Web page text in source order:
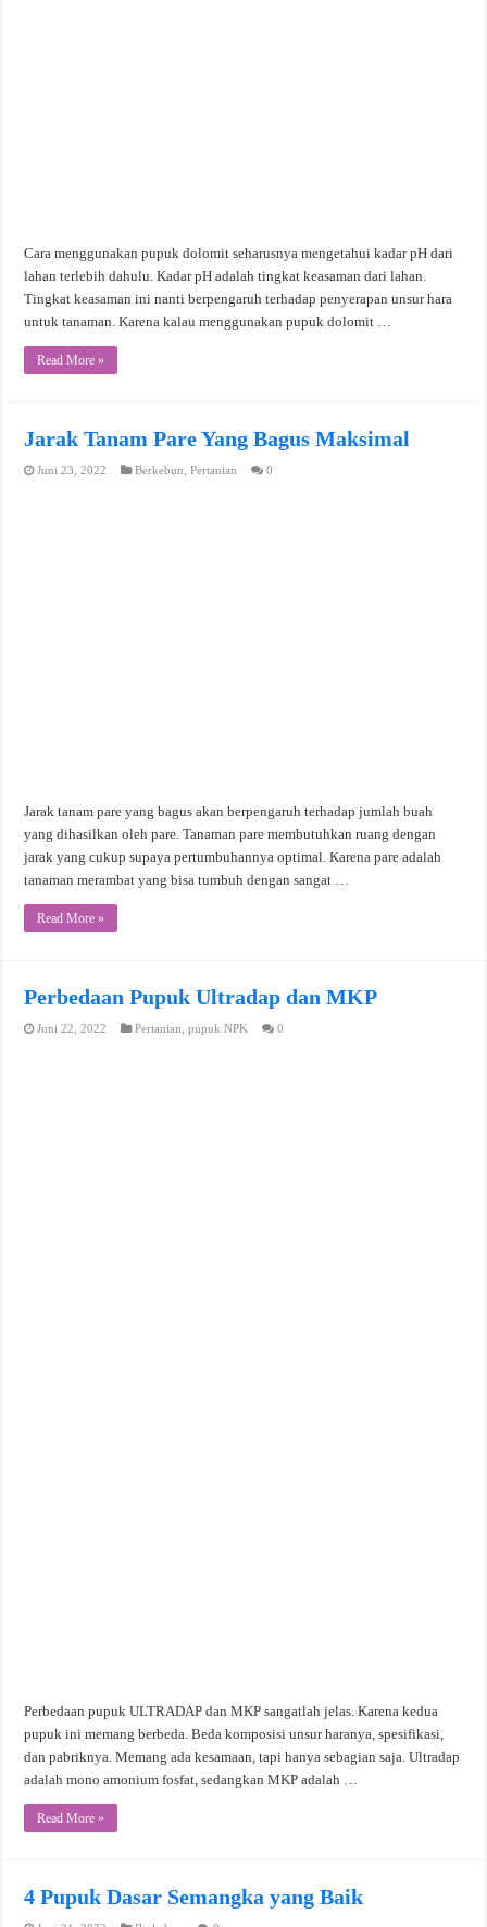
Cara menggunakan pupuk dolomit seharusnya mengetahui kadar pH dari
lahan terlebih dahulu. Kadar pH adalah tingkat keasaman dari lahan.
Tingkat keasaman ini nanti berpengaruh terhadap penyerapan unsur hara
untuk tanaman. Karena kalau menggunakan pupuk dolomit …
Read More »
Jarak Tanam Pare Yang Bagus Maksimal
Juni 23, 2022 Berkebun ,Pertanian 0
Jarak tanam pare yang bagus akan berpengaruh terhadap jumlah buah
yang dihasilkan oleh pare. Tanaman pare membutuhkan ruang dengan
jarak yang cukup supaya pertumbuhannya optimal. Karena pare adalah
tanaman merambat yang bisa tumbuh dengan sangat …
Read More »
Perbedaan Pupuk Ultradap dan MKP
Juni 22, 2022 Pertanian ,pupuk NPK 0
Perbedaan pupuk ULTRADAP dan MKP sangatlah jelas. Karena kedua
pupuk ini memang berbeda. Beda komposisi unsur haranya, spesifikasi,
dan pabriknya. Memang ada kesamaan, tapi hanya sebagian saja. Ultradap
adalah mono amonium fosfat, sedangkan MKP adalah …
Read More »
4 Pupuk Dasar Semangka yang Baik